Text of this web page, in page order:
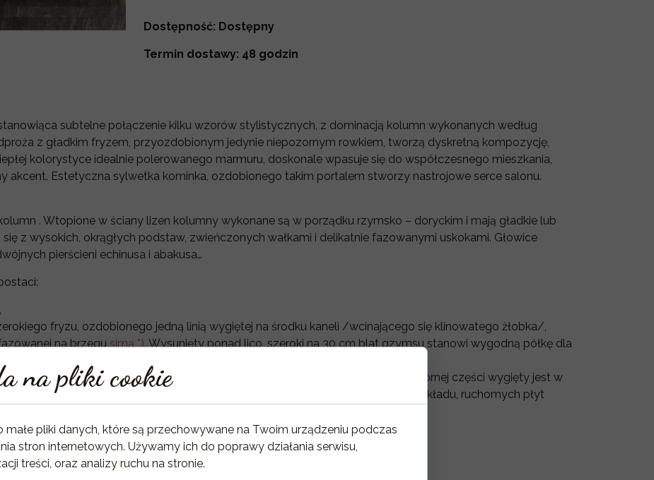
Dostępność: Dostępny
Termin dostawy: 48 godzin
subtelne połączenie kilku wzorów stylistycznych, z dominacją kolumn wykonanych według
z gładkim fryzem, przyozdobionym jedynie niepozornym rowkiem, tworzą dyskretną kompozycję,
kolorystyce idealnie polerowanego marmuru, doskonale wpasuje się do współczesnego mieszkania,
akcent. Estetyczna sylwetka kominka, ozdobionego takim portalem stworzy nastrojowe serce salonu.
. Wtopione w ściany lizen kolumny wykonane są w porządku rzymsko – doryckim i mają gładkie lub
z wysokich, okrągłych podstaw, zwieńczonych wałkami i delikatnie fazowanymi uskokami. Głowice
pierścieni echinusa i abakusa…
fryzu, ozdobionego jedną linią wygiętej na środku kaneli /wcinającego się klinowatego żłobka/,
na brzegusimą *). Wysunięty ponad lico, szeroki na 30 cm blat gzymsu stanowi wygodną półkę dla
płyt ramy maskownicy, zdobionej szerokim, wypukłym wałkiem, który w górnej części wygięty jest w
grzewczy, mniejszego od cokołu progu stylobatu oraz z dosuniętych do wkładu, ruchomych płyt
na pliki cookie
małe pliki danych, które są przechowywane na Twoim urządzeniu podczas
stron internetowych. Używamy ich do poprawy działania serwisu,
treści, oraz analizy ruchu na stronie.